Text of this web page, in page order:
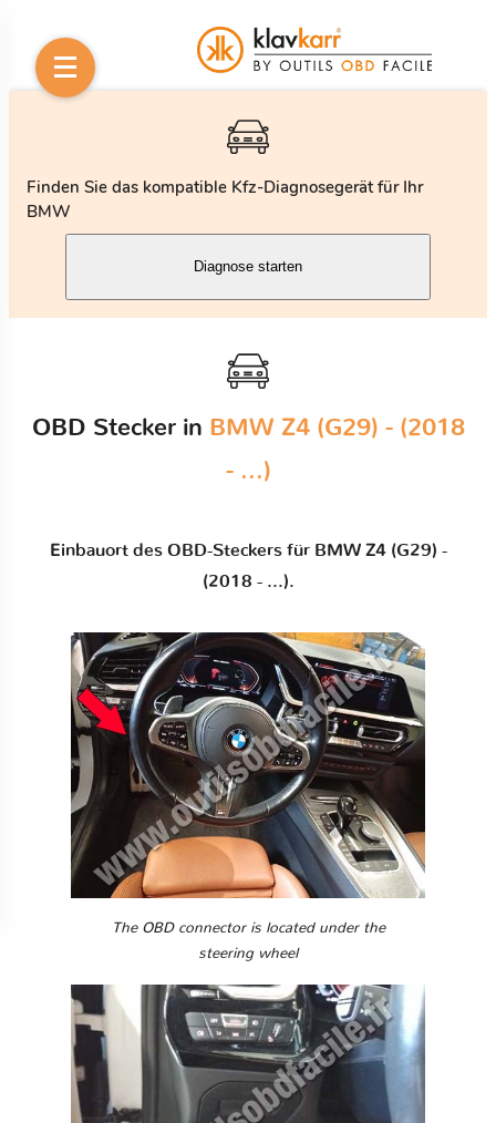
Finden Sie das kompatible Kfz-Diagnosegerät für Ihr
BMW
Diagnose starten
OBD Stecker in BMW Z4 (G29) - (2018
- ...)
Einbauort des OBD-Steckers für BMW Z4 (G29) -
(2018 - ...).
The OBD connector is located under the
steering wheel